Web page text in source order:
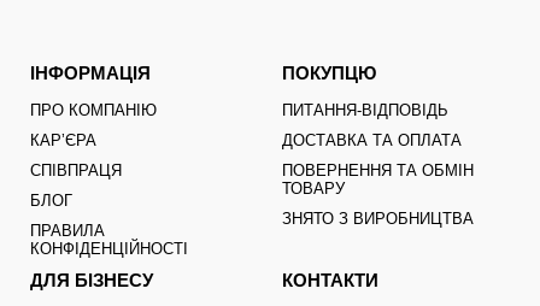
ІНФОРМАЦІЯ
ПРО КОМПАНІЮ
КАРʼЄРА
СПІВПРАЦЯ
БЛОГ
ПРАВИЛА
КОНФІДЕНЦІЙНОСТІ
ПОКУПЦЮ
ПИТАННЯ-ВІДПОВІДЬ
ДОСТАВКА ТА ОПЛАТА
ПОВЕРНЕННЯ ТА ОБМІН
ТОВАРУ
ЗНЯТО З ВИРОБНИЦТВА
ДЛЯ БІЗНЕСУ КОНТАКТИ